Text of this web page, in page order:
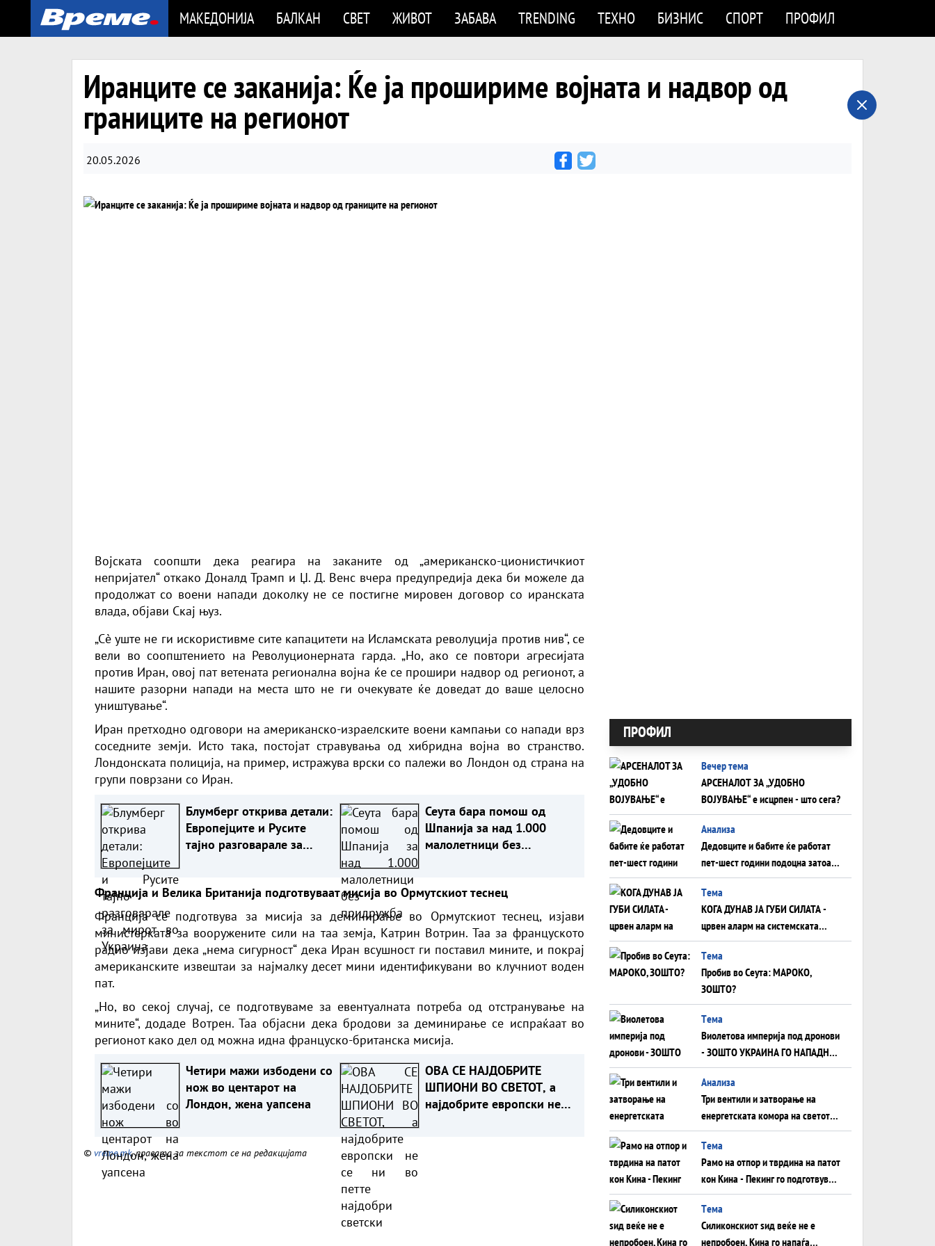
МАКЕДОНИЈА БАЛКАН СВЕТ ЖИВОТ ЗАБАВА TRENDING ТЕХНО БИЗНИС СПОРТ ПРОФИЛ
Иранците се заканија: Ќе ја прошириме војната и надвор од
границите на регионот
20.05.2026
Војската соопшти дека реагира на заканите од „американско-ционистичкиот
непријател“ откако Доналд Трамп и Џ. Д. Венс вчера предупредија дека би можеле да
продолжат со воени напади доколку не се постигне мировен договор со иранската
влада, објави Скај њуз.
„Сè уште не ги искористивме сите капацитети на Исламската револуција против нив“, се
вели во соопштението на Револуционерната гарда. „Но, ако се повтори агресијата
против Иран, овој пат ветената регионална војна ќе се прошири надвор од регионот, а
нашите разорни напади на места што не ги очекувате ќе доведат до ваше целосно
уништување“.
Иран претходно одговори на американско-израелските воени кампањи со напади врз
соседните земји. Исто така, постојат стравувања од хибридна војна во странство.
Лондонската полиција, на пример, истражува врски со палежи во Лондон од страна на
групи поврзани со Иран.
Блумберг открива детали:
Европејците и Русите
тајно разговарале за
Сеута бара помош од
Шпанија за над 1.000
малолетници без
Франција и Велика Британија подготвуваат мисија во Ормутскиот теснец
Франција се подготвува за мисија за деминирање во Ормутскиот теснец, изјави
министерката за вооружените сили на таа земја, Катрин Вотрин. Таа за француското
радио изјави дека „нема сигурност“ дека Иран всушност ги поставил мините, и покрај
американските извештаи за најмалку десет мини идентификувани во клучниот воден
пат.
„Но, во секој случај, се подготвуваме за евентуалната потреба од отстранување на
мините“, додаде Вотрен. Таа објасни дека бродови за деминирање се испраќаат во
регионот како дел од можна идна француско-британска мисија.
Четири мажи избодени со
нож во центарот на
Лондон, жена уапсена
ОВА СЕ НАЈДОБРИТЕ
ШПИОНИ ВО СВЕТОТ, а
најдобрите европски не
© vreme.mk, правата за текстот се на редакцијата
ПРОФИЛ
Вечер тема
АРСЕНАЛОТ ЗА „УДОБНО
ВОЈУВАЊЕ“ е исцрпен - што сега?
Анализа
Дедовците и бабите ќе работат
пет-шест години подоцна затоа
што НЕМААТ ВНУЦИ ДА ГИ
ЗАМЕНАТ
Tема
КОГА ДУНАВ ЈА ГУБИ СИЛАТА -
црвен аларм на системската
плоча од јужна Германија до
Црното Море...
Tема
Пробив во Сеута: МАРОКО,
ЗОШТО?
Tема
Виолетова империја под дронови
- ЗОШТО УКРАИНА ГО НАПАДНА
РУСКИОТ WILDBERRIES
Aнализа
Три вентили и затворање на
енергетската комора на светот:
Нападот во Суец најавува
глобален енергетски инфаркт?
Tема
Рамо на отпор и тврдина на патот
кон Кина - Пекинг го подготвува
Иран за американска копнена
инвазија
Tема
Силиконскиот ѕид веќе не е
непробоен, Кина го напаѓа